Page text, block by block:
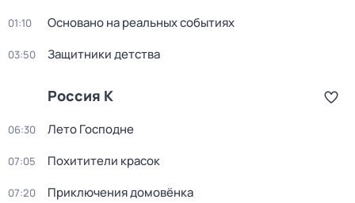
01:10 Основано на реальных событиях
03:50 Защитники детства
Россия К
06:30 Лето Господне
07:05 Похитители красок
07:20 Приключения домовёнка